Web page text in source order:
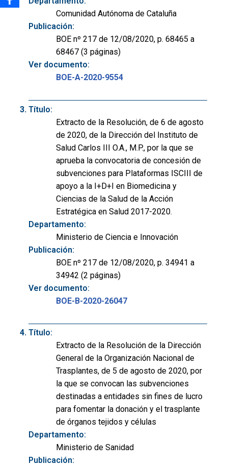
Comunidad Autónoma de Cataluña
Publicación:
BOE nº 217 de 12/08/2020, p. 68465 a
68467 (3 páginas)
Ver documento:
BOE-A-2020-9554
Título:
Extracto de la Resolución, de 6 de agosto
de 2020, de la Dirección del Instituto de
Salud Carlos III O.A., M.P., por la que se
aprueba la convocatoria de concesión de
subvenciones para Plataformas ISCIII de
apoyo a la I+D+I en Biomedicina y
Ciencias de la Salud de la Acción
Estratégica en Salud 2017-2020.
Departamento:
Ministerio de Ciencia e Innovación
Publicación:
BOE nº 217 de 12/08/2020, p. 34941 a
34942 (2 páginas)
Ver documento:
BOE-B-2020-26047
Título:
Extracto de la Resolución de la Dirección
General de la Organización Nacional de
Trasplantes, de 5 de agosto de 2020, por
la que se convocan las subvenciones
destinadas a entidades sin fines de lucro
para fomentar la donación y el trasplante
de órganos tejidos y células
Departamento:
Ministerio de Sanidad
Publicación: